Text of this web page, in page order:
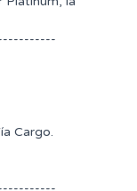
Cargo.